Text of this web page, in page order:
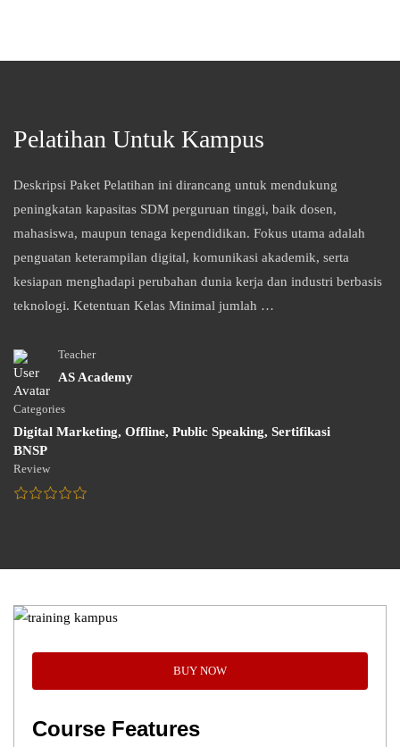
Pelatihan Untuk Kampus
Deskripsi Paket Pelatihan ini dirancang untuk mendukung
peningkatan kapasitas SDM perguruan tinggi, baik dosen,
mahasiswa, maupun tenaga kependidikan. Fokus utama adalah
penguatan keterampilan digital, komunikasi akademik, serta
kesiapan menghadapi perubahan dunia kerja dan industri berbasis
teknologi. Ketentuan Kelas Minimal jumlah …
Teacher
AS Academy
Categories
Digital Marketing, Offline, Public Speaking, Sertifikasi
BNSP
Review
BUY NOW
Course Features